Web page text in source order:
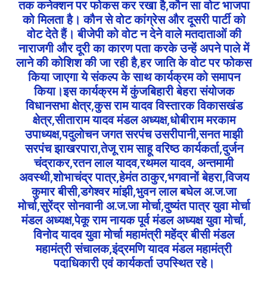
तक कनेक्शन पर फोकस कर रखा है,कौन सा वोट भाजपा
को मिलता है। कौन से वोट कांग्रेस और दूसरी पार्टी को
वोट देते हैं। बीजेपी को वोट न देने वाले मतदाताओं की
नाराजगी और दूरी का कारण पता करके उन्हें अपने पाले में
लाने की कोशिश की जा रही है,हर जाति के वोट पर फोकस
किया जाएगा ये संकल्प के साथ कार्यक्रम को समापन
किया।इस कार्यक्रम में कुंजबिहारी बेहरा संयोजक
विधानसभा क्षेत्र,कुस राम यादव विस्तारक विकासखंड
क्षेत्र,सीताराम यादव मंडल अध्यक्ष,धोबीराम मरकाम
उपाध्यक्ष,पदुलोचन जगत सरपंच उसरीपानी,सनत माझी
सरपंच झाखरपारा,तेजू राम साहू वरिष्ठ कार्यकर्ता,दुर्जन
चंद्राकर,रतन लाल यादव,रथमल यादव, अन्तमामी
अवस्थी,शोभाचंद्र पात्र,हेमंत ठाकुर,भगवानों बेहरा,विजय
कुमार बीसी,डगेश्वर मांझी,भुवन लाल बघेल अ.ज.जा
मोर्चा,सुरेंद्र सोनवानी अ.ज.जा मोर्चा,दुष्यंत पात्र युवा मोर्चा
मंडल अध्यक्ष,पेकू राम नायक पूर्व मंडल अध्यक्ष युवा मोर्चा,
विनोद यादव युवा मोर्चा महामंत्री महेंद्र बीसी मंडल
महामंत्री संचालक,इंद्रमणि यादव मंडल महामंत्री
पदाधिकारी एवं कार्यकर्ता उपस्थित रहे।